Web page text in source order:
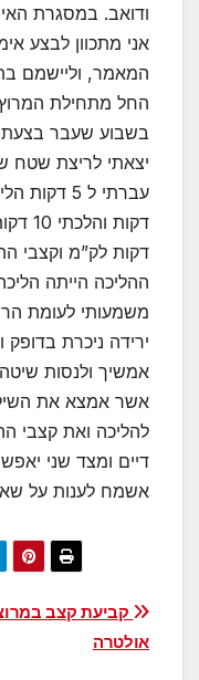
אני מתכוון לבצע
המאמר, וליישמם
החל מתחילת
בשבוע שעבר בצעתי
ההליכה הייתה
משמעותי לעומת
ירידה ניכרת בדופק
אמשיך ולנסות
אשר אמצא את
להליכה ואת קצבי
דיים ומצד שני
אשמח לענות על
ניווט
קביעת קצב
אולטרה